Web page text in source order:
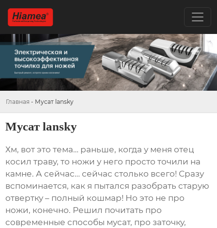
Главная - Мусат lansky
Мусат lansky
Хм, вот это тема… раньше, когда у меня отец
косил траву, то ножи у него просто точили на
камне. А сейчас… сейчас столько всего! Сразу
вспоминается, как я пытался разобрать старую
отвертку – полный кошмар! Но это не про
ножи, конечно. Решил почитать про
современные способы мусат, про заточку,